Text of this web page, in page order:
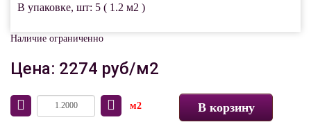
В упаковке, шт: 5 ( 1.2 м2 )
Наличие ограниченно
Цена: 2274 руб/м2
м2 В корзину